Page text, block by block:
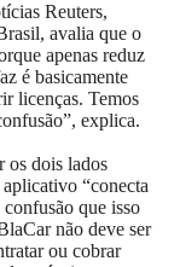
Reuters,
avalia que o
apenas reduz
é basicamente
licenças. Temos
explica.
os dois lados
“conecta
que isso
não deve ser
ou cobrar